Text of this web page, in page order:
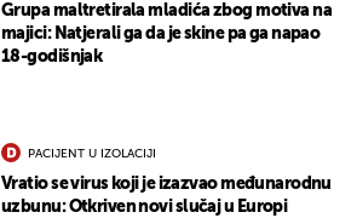
Grupa maltretirala mladića zbog motiva na
majici: Natjerali ga da je skine pa ga napao
18-godišnjak
PACIJENT U IZOLACIJI
Vratio se virus koji je izazvao međunarodnu
uzbunu: Otkriven novi slučaj u Europi